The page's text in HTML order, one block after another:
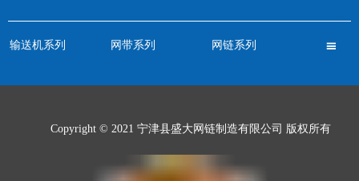
输送机系列 网带系列 网链系列 
Copyright © 2021 宁津县盛大网链制造有限公司 版权所有